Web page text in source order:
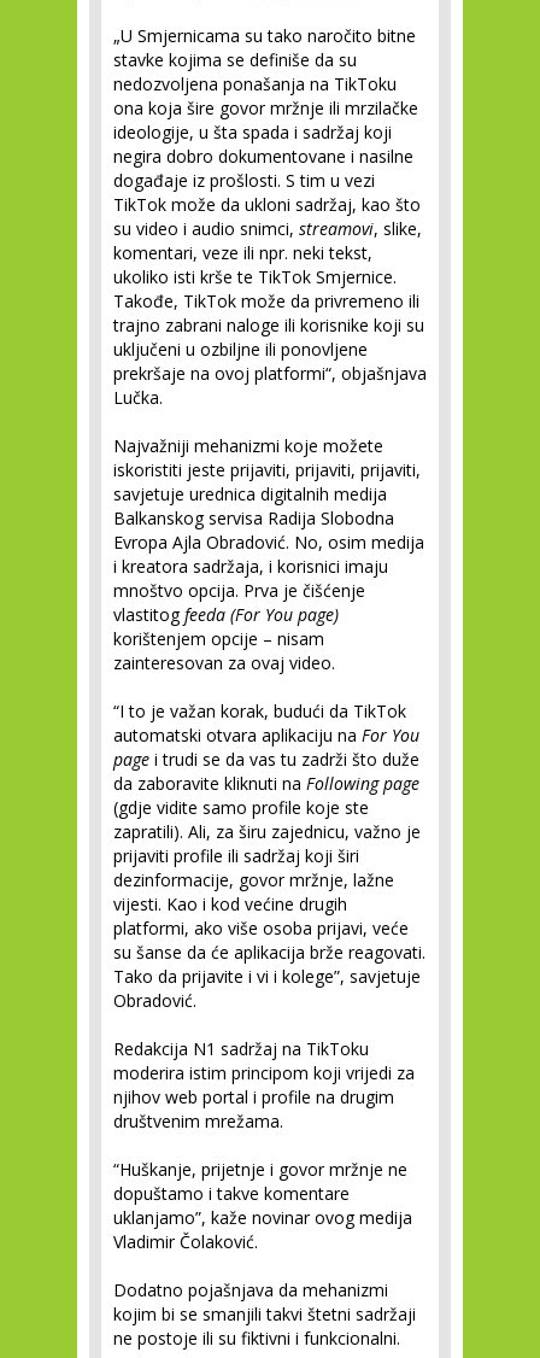
„U Smjernicama su tako naročito bitne
stavke kojima se definiše da su
nedozvoljena ponašanja na TikToku
ona koja šire govor mržnje ili mrzilačke
ideologije, u šta spada i sadržaj koji
negira dobro dokumentovane i nasilne
događaje iz prošlosti. S tim u vezi
TikTok može da ukloni sadržaj, kao što
su video i audio snimci, streamovi, slike,
komentari, veze ili npr. neki tekst,
ukoliko isti krše te TikTok Smjernice.
Takođe, TikTok može da privremeno ili
trajno zabrani naloge ili korisnike koji su
uključeni u ozbiljne ili ponovljene
prekršaje na ovoj platformi“, objašnjava
Lučka.
Najvažniji mehanizmi koje možete
iskoristiti jeste prijaviti, prijaviti, prijaviti,
savjetuje urednica digitalnih medija
Balkanskog servisa Radija Slobodna
Evropa Ajla Obradović. No, osim medija
i kreatora sadržaja, i korisnici imaju
mnoštvo opcija. Prva je čišćenje
vlastitogfeeda (For You page)
korištenjem opcije – nisam
zainteresovan za ovaj video.
“I to je važan korak, budući da TikTok
automatski otvara aplikaciju na For You
page i trudi se da vas tu zadrži što duže
da zaboravite kliknuti na Following page
(gdje vidite samo profile koje ste
zapratili). Ali, za širu zajednicu, važno je
prijaviti profile ili sadržaj koji širi
dezinformacije, govor mržnje, lažne
vijesti. Kao i kod većine drugih
platformi, ako više osoba prijavi, veće
su šanse da će aplikacija brže reagovati.
Tako da prijavite i vi i kolege”, savjetuje
Obradović.
Redakcija N1 sadržaj na TikToku
moderira istim principom koji vrijedi za
njihov web portal i profile na drugim
društvenim mrežama.
“Huškanje, prijetnje i govor mržnje ne
dopuštamo i takve komentare
uklanjamo”, kaže novinar ovog medija
Vladimir Čolaković.
Dodatno pojašnjava da mehanizmi
kojim bi se smanjili takvi štetni sadržaji
ne postoje ili su fiktivni i funkcionalni.